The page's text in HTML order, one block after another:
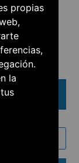
propias
la